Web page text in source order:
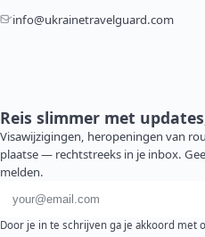
info@ukrainetravelguard.com
Reis slimmer met
Visawijzigingen, heropeningen van
plaatse — rechtstreeks in je inbox.
melden.
E-mailadres
Door je in te schrijven ga je akkoord met